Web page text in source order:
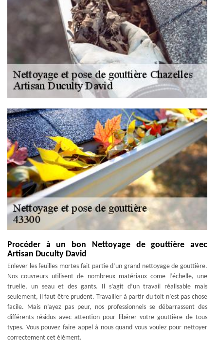
Procéder à un bon Nettoyage de gouttière avec
Artisan Duculty David
Enlever les feuilles mortes fait partie d’un grand nettoyage de gouttière.
Nos couvreurs utilisent de nombreux matériaux come l’échelle, une
truelle, un seau et des gants. Il s’agit d’un travail réalisable mais
seulement, il faut être prudent. Travailler à partir du toit n’est pas chose
facile. Mais n’ayez pas peur, nos professionnels se débarrassent des
différents résidus avec attention pour libérer votre gouttière de tous
types. Vous pouvez faire appel à nous quand vous voulez pour nettoyer
correctement cet élément.